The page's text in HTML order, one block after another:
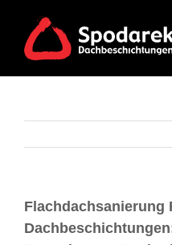
Flachdachsanierung